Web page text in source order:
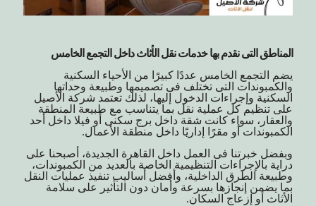
المناطق التى نقدم بها خدمات نقل الأثاث داخل التجمع الخامس
يضم التجمع الخامس عددًا كبيرًا من الأحياء السكنية
والكمبوندات التى تختلف فى تصميمها وطبيعة وحداتها
السكنية وإجراءات الدخول إليها، لذلك تعتمد شركة الأصيل
على تنظيم كل عملية نقل بما يتناسب مع طبيعة المنطقة
والعقار، سواء كانت شقة داخل برج سكنى أو فيلا داخل أحد
الكمبوندات أو مقرًا إداريًا داخل منطقة الأعمال.
وبفضل خبرتنا فى العمل داخل القاهرة الجديدة، أصبحنا على
دراية بالإجراءات التنظيمية الخاصة بالعديد من الكمبوندات،
وطبيعة الطرق الداخلية، وأفضل أساليب تنفيذ عمليات النقل
بما يضمن إنجازها بسرعة وأمان دون التأثير على سلامة
الأثاث أو إزعاج السكان.